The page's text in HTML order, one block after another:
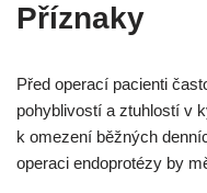
Příznaky
Před operací pacienti
pohyblivostí a ztuhlostí v
k omezení běžných
operaci endoprotézy by